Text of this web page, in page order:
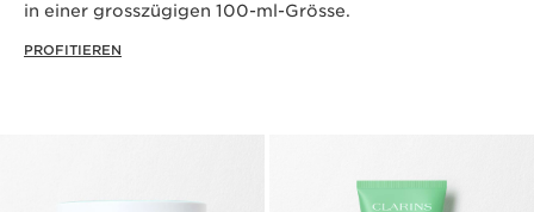
in einer grosszügigen 100-ml-Grösse.
PROFITIEREN